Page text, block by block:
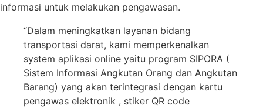
informasi untuk melakukan pengawasan.
“Dalam meningkatkan layanan bidang
transportasi darat, kami memperkenalkan
system aplikasi online yaitu program SIPORA (
Sistem Informasi Angkutan Orang dan Angkutan
Barang) yang akan terintegrasi dengan kartu
pengawas elektronik , stiker QR code